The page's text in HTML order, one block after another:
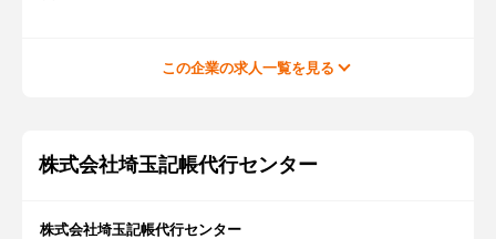
この企業の求人一覧を見る
株式会社埼玉記帳代行センター
株式会社埼玉記帳代行センター